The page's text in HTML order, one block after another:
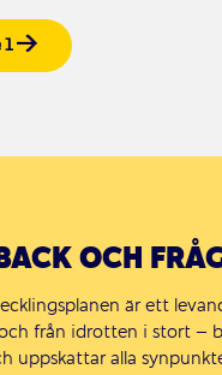
1
OCH
är ett
från idrotten i stort –
uppskattar alla